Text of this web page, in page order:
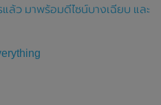
ล้ว มาพร้อมดีไซน์บางเฉียบ และ